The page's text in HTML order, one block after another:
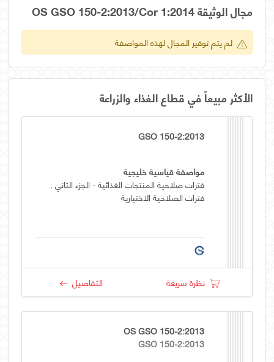
مجال الوثيقة OS GSO 150-2:2013/Cor 1:2014
لم يتم توفير المجال لهذه المواصفة
الأكثر مبيعاً في قطاع الغذاء والزراعة
GSO 150-2:2013
مواصفة قياسية خليجية
فترات صلاحية المنتجات الغذائية - الجزء الثاني :
فترات الصلاحية الاختيارية
نظرة سريعة التفاصيل
OS GSO 150-2:2013
GSO 150-2:2013